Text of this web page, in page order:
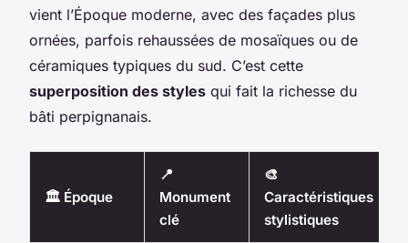
vient l’Époque moderne, avec des façades plus
ornées, parfois rehaussées de mosaïques ou de
céramiques typiques du sud. C’est cette
superposition des styles qui fait la richesse du
bâti perpignanais.
🏛️ Époque
📍
Monument
clé
🎨
Caractéristiques
stylistiques